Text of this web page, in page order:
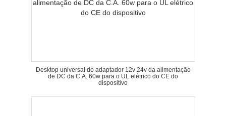
Desktop universal do adaptador 12v 24v da alimentação
de DC da C.A. 60w para o UL elétrico do CE do
dispositivo